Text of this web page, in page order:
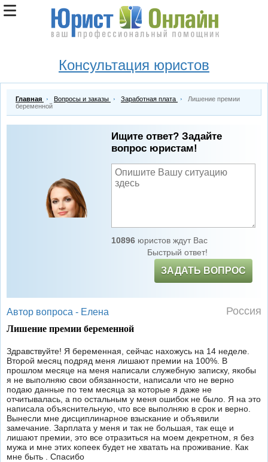
Консультация юристов
Главная Вопросы и заказы Заработная плата
Лишение премии
беременной
Ищите ответ? Задайте
вопрос юристам!
10896юристов ждут Вас
Быстрый ответ!
ЗАДАТЬ ВОПРОС
Автор вопроса - Елена Россия
Лишение премии беременной
Здравствуйте! Я беременная, сейчас нахожусь на 14 неделе.
Второй месяц подряд меня лишают премии на 100%. В
прошлом месяце на меня написали служебную записку, якобы
я не выполняю свои обязанности, написали что не верно
подаю данные по тем месяца за которые я даже не
отчитывалась, а по остальным у меня ошибок не было. Я на это
написала объяснительную, что все выполняю в срок и верно.
Вынесли мне дисциплинарное взыскание и объявили
замечание. Зарплата у меня и так не большая, так еще и
лишают премии, это все отразиться на моем декретном, я без
мужа и мне этих копеек будет не хватать на проживание. Как
мне быть . Спасибо